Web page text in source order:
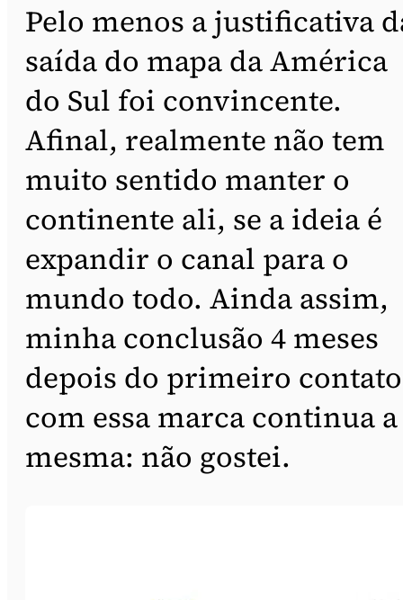
Pelo menos a justificativa
saída do mapa da América
do Sul foi convincente.
Afinal, realmente não tem
muito sentido manter o
continente ali, se a ideia é
expandir o canal para o
mundo todo. Ainda assim,
minha conclusão 4 meses
depois do primeiro contato
com essa marca continua a
mesma: não gostei.